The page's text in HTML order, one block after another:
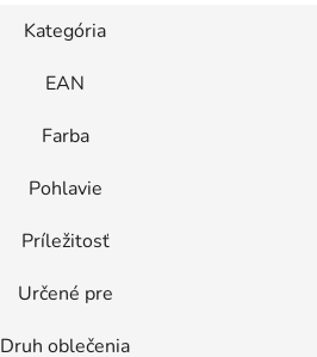
Kategória
EAN
Farba
Pohlavie
Príležitosť
Určené pre
Druh oblečenia